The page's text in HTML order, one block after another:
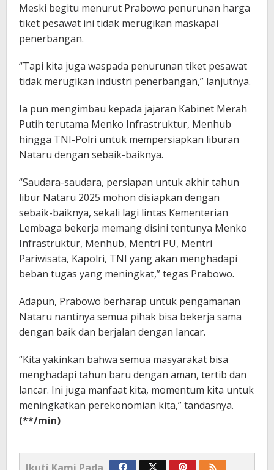
Meski begitu menurut Prabowo penurunan harga
tiket pesawat ini tidak merugikan maskapai
penerbangan.
“Tapi kita juga waspada penurunan tiket pesawat
tidak merugikan industri penerbangan,” lanjutnya.
Ia pun mengimbau kepada jajaran Kabinet Merah
Putih terutama Menko Infrastruktur, Menhub
hingga TNI-Polri untuk mempersiapkan liburan
Nataru dengan sebaik-baiknya.
“Saudara-saudara, persiapan untuk akhir tahun
libur Nataru 2025 mohon disiapkan dengan
sebaik-baiknya, sekali lagi lintas Kementerian
Lembaga bekerja memang disini tentunya Menko
Infrastruktur, Menhub, Mentri PU, Mentri
Pariwisata, Kapolri, TNI yang akan menghadapi
beban tugas yang meningkat,” tegas Prabowo.
Adapun, Prabowo berharap untuk pengamanan
Nataru nantinya semua pihak bisa bekerja sama
dengan baik dan berjalan dengan lancar.
“Kita yakinkan bahwa semua masyarakat bisa
menghadapi tahun baru dengan aman, tertib dan
lancar. Ini juga manfaat kita, momentum kita untuk
meningkatkan perekonomian kita,” tandasnya.
(**/min)
Ikuti Kami Pada